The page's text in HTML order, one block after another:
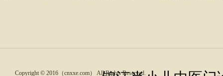
Copyright © 2016（cnxxe.com） All Rights Reserved.